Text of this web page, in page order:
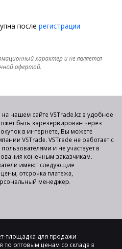
после регистрации
характер и не является
офертой.
нашем сайте VSTrade.kz в удобное
быть зарезервирован через
в интернете, Вы можете
VSTrade. VSTrade не работает с
и не участвует в
конечным заказчикам.
имеют следующие
отсрочка платежа,
менеджер.
площадка для продажи
оптовым ценам со склада в